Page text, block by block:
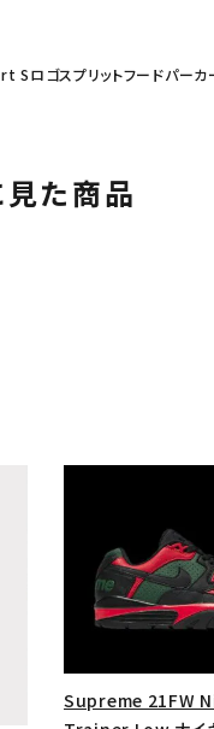
ゴスプリットフードパーカ
た商品
Supreme 21FW